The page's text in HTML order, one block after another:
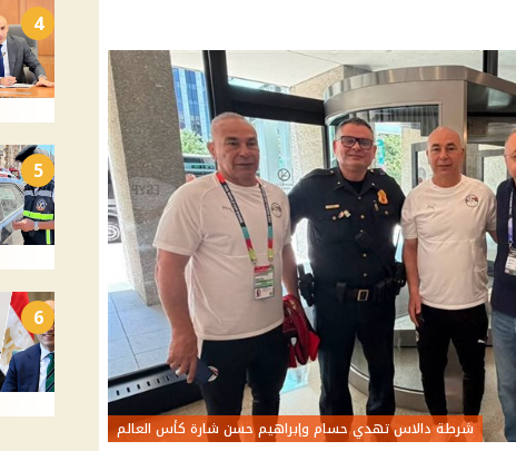
شرطة دالاس تهدي حسام وإبراهيم حسن شارة كأس العالم
4
5
6